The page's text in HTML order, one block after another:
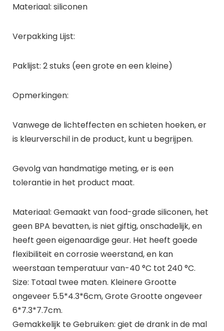
Materiaal: siliconen
Verpakking Lijst:
Paklijst: 2 stuks (een grote en een kleine)
Opmerkingen:
Vanwege de lichteffecten en schieten hoeken, er
is kleurverschil in de product, kunt u begrijpen.
Gevolg van handmatige meting, er is een
tolerantie in het product maat.
Materiaal: Gemaakt van food-grade siliconen, het
geen BPA bevatten, is niet giftig, onschadelijk, en
heeft geen eigenaardige geur. Het heeft goede
flexibiliteit en corrosie weerstand, en kan
weerstaan temperatuur van-40 °C tot 240 °C.
Size: Totaal twee maten. Kleinere Grootte
ongeveer 5.5*4.3*6cm, Grote Grootte ongeveer
6*7.3*7.7cm.
Gemakkelijk te Gebruiken: giet de drank in de mal